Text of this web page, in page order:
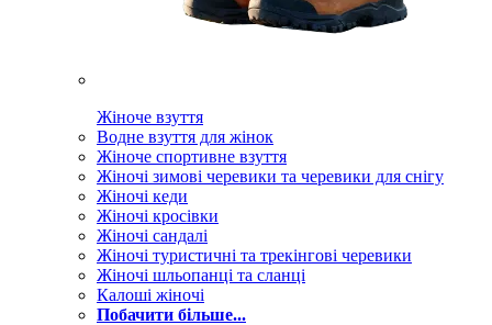
Жіноче взуття
Водне взуття для жінок
Жіноче спортивне взуття
Жіночі зимові черевики та черевики для снігу
Жіночі кеди
Жіночі кросівки
Жіночі сандалі
Жіночі туристичні та трекінгові черевики
Жіночі шльопанці та сланці
Калоші жіночі
Побачити більше...